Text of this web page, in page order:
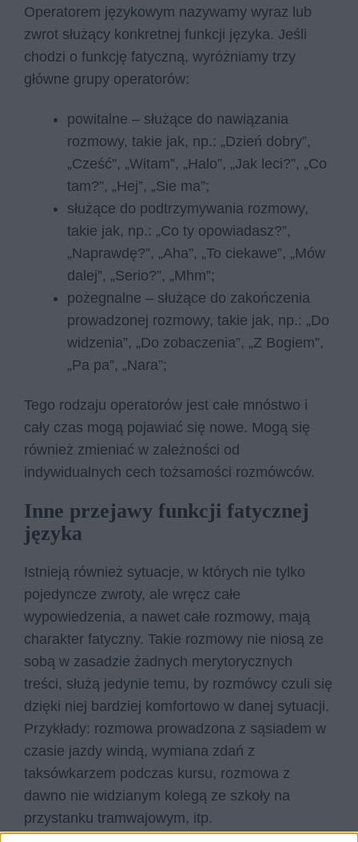
Operatorem językowym nazywamy wyraz lub
zwrot służący konkretnej funkcji języka. Jeśli
chodzi o funkcję fatyczną, wyróżniamy trzy
główne grupy operatorów:
powitalne – służące do nawiązania
rozmowy, takie jak, np.: „Dzień dobry”,
„Cześć”, „Witam”, „Halo”, „Jak leci?”, „Co
tam?”, „Hej”, „Sie ma”;
służące do podtrzymywania rozmowy,
takie jak, np.: „Co ty opowiadasz?”,
„Naprawdę?”, „Aha”, „To ciekawe”, „Mów
dalej”, „Serio?”, „Mhm”;
pożegnalne – służące do zakończenia
prowadzonej rozmowy, takie jak, np.: „Do
widzenia”, „Do zobaczenia”, „Z Bogiem”,
„Pa pa”, „Nara”;
Tego rodzaju operatorów jest całe mnóstwo i
cały czas mogą pojawiać się nowe. Mogą się
również zmieniać w zależności od
indywidualnych cech tożsamości rozmówców.
Inne przejawy funkcji fatycznej
języka
Istnieją również sytuacje, w których nie tylko
pojedyncze zwroty, ale wręcz całe
wypowiedzenia, a nawet całe rozmowy, mają
charakter fatyczny. Takie rozmowy nie niosą ze
sobą w zasadzie żadnych merytorycznych
treści, służą jedynie temu, by rozmówcy czuli się
dzięki niej bardziej komfortowo w danej sytuacji.
Przykłady: rozmowa prowadzona z sąsiadem w
czasie jazdy windą, wymiana zdań z
taksówkarzem podczas kursu, rozmowa z
dawno nie widzianym kolegą ze szkoły na
przystanku tramwajowym, itp.